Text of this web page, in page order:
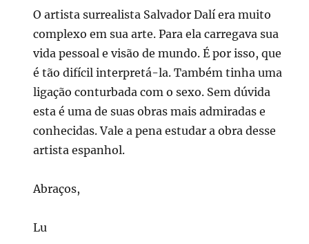
O artista surrealista Salvador Dalí era muito
complexo em sua arte. Para ela carregava sua
vida pessoal e visão de mundo. É por isso, que
é tão difícil interpretá-la. Também tinha uma
ligação conturbada com o sexo. Sem dúvida
esta é uma de suas obras mais admiradas e
conhecidas. Vale a pena estudar a obra desse
artista espanhol.
Abraços,
Lu